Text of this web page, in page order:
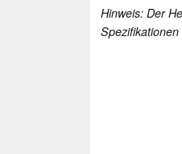
Hinweis: Der